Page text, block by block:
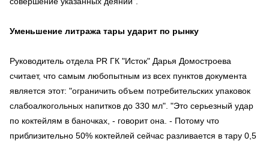
Уменьшение литража тары ударит по рынку
Руководитель отдела PR ГК "Исток" Дарья Домостроева
считает, что самым любопытным из всех пунктов документа
является этот: "ограничить объем потребительских упаковок
слабоалкогольных напитков до 330 мл". "Это серьезный удар
по коктейлям в баночках, - говорит она. - Потому что
приблизительно 50% коктейлей сейчас разливается в тару 0,5